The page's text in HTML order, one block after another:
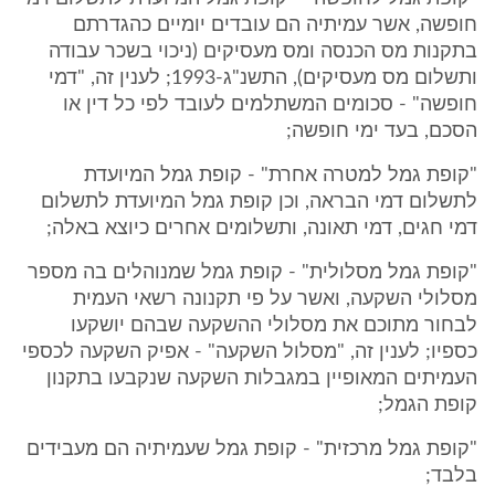
חופשה, אשר עמיתיה הם עובדים יומיים כהגדרתם
בתקנות מס הכנסה ומס מעסיקים (ניכוי בשכר עבודה
ותשלום מס מעסיקים), התשנ"ג-1993; לענין זה, "דמי
חופשה" - סכומים המשתלמים לעובד לפי כל דין או
הסכם, בעד ימי חופשה;
"קופת גמל למטרה אחרת" - קופת גמל המיועדת
לתשלום דמי הבראה, וכן קופת גמל המיועדת לתשלום
דמי חגים, דמי תאונה, ותשלומים אחרים כיוצא באלה;
"קופת גמל מסלולית" - קופת גמל שמנוהלים בה מספר
מסלולי השקעה, ואשר על פי תקנונה רשאי העמית
לבחור מתוכם את מסלולי ההשקעה שבהם יושקעו
כספיו; לענין זה, "מסלול השקעה" - אפיק השקעה לכספי
העמיתים המאופיין במגבלות השקעה שנקבעו בתקנון
קופת הגמל;
"קופת גמל מרכזית" - קופת גמל שעמיתיה הם מעבידים
בלבד;